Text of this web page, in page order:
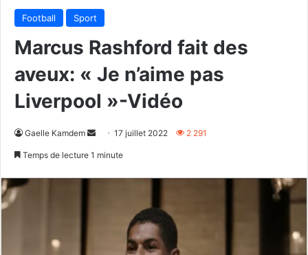
Football Sport
Marcus Rashford fait des
aveux: « Je n’aime pas
Liverpool »-Vidéo
Gaelle Kamdem
Envoyer17 juillet 2022 2 291
Temps de lecture 1 minute